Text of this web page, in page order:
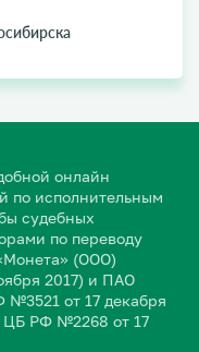
онлайн
по исполнительным
судебных
по переводу
(ООО)
2017) и ПАО
от 17 декабря
РФ №2268 от 17